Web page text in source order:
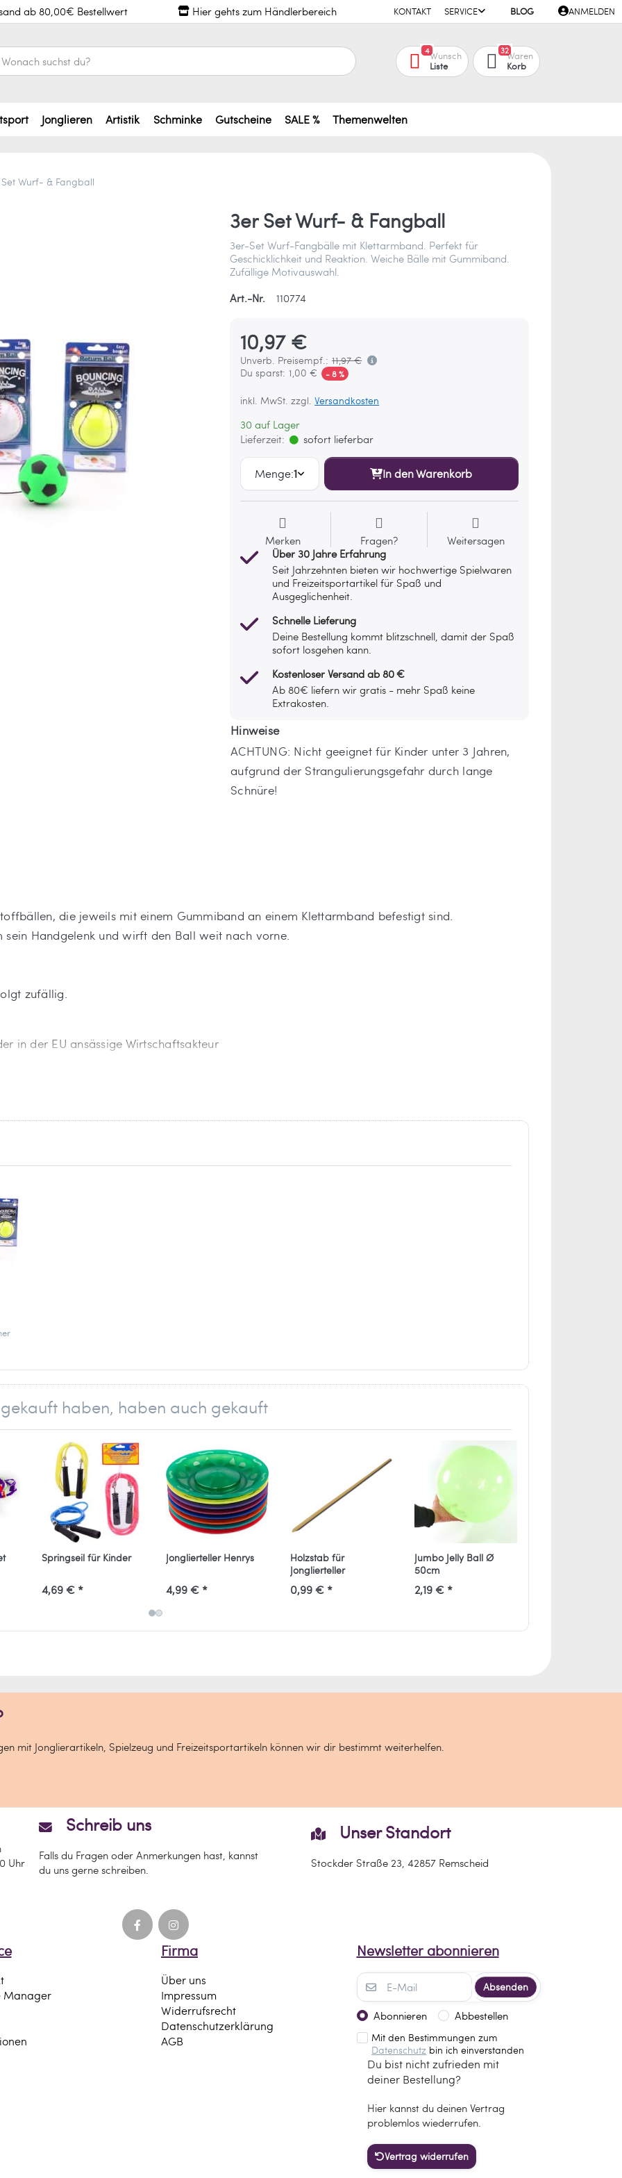
ab 80,00€ Bestellwert Hier gehts zum Händlerbereich KONTAKT SERVICE BLOG ANMELDEN
4Wunsch
Liste
32Waren
Korb
Jonglieren Artistik Schminke Gutscheine SALE % Themenwelten
Set Wurf- & Fangball
3er Set Wurf- & Fangball
3er-Set Wurf-Fangbälle mit Klettarmband. Perfekt für
Geschicklichkeit und Reaktion. Weiche Bälle mit Gummiband.
Zufällige Motivauswahl.
Art.-Nr.
110774
10,97 €
Unverb. Preisempf.: 11,97 €
Du sparst: 1,00 € - 8 %
inkl. MwSt. zzgl.Versandkosten
30 auf Lager
Lieferzeit:
sofort lieferbar
Menge:1 In den Warenkorb
Merken Fragen?
Weitersagen
Über 30 Jahre Erfahrung
Seit Jahrzehnten bieten wir hochwertige Spielwaren
und Freizeitsportartikel für Spaß und
Ausgeglichenheit.
Schnelle Lieferung
Deine Bestellung kommt blitzschnell, damit der Spaß
sofort losgehen kann.
Kostenloser Versand ab 80 €
Ab 80€ liefern wir gratis - mehr Spaß keine
Extrakosten.
Hinweise
ACHTUNG: Nicht geeignet für Kinder unter 3 Jahren,
aufgrund der Strangulierungsgefahr durch lange
Schnüre!
die jeweils mit einem Gummiband an einem Klettarmband befestigt sind.
Handgelenk und wirft den Ball weit nach vorne.
zufällig.
in der EU ansässige Wirtschaftsakteur
haben, haben auch gekauft
Springseil für Kinder
4,69 € *
Jonglierteller Henrys
4,99 € *
Holzstab für
Jonglierteller
0,99 € *
Jumbo Jelly Ball Ø
50cm
2,19 € *
mit Jonglierartikeln, Spielzeug und Freizeitsportartikeln können wir dir bestimmt weiterhelfen.
Schreib uns
Falls du Fragen oder Anmerkungen hast, kannst
du uns gerne schreiben.
Uhr
Unser Standort
Stockder Straße 23, 42857 Remscheid
Manager
Firma
Über uns
Impressum
Widerrufsrecht
Datenschutzerklärung
AGB
Newsletter abonnieren
Absenden
Abonnieren Abbestellen
Mit den Bestimmungen zum
Datenschutz bin ich einverstanden
Du bist nicht zufrieden mit
deiner Bestellung?
Hier kannst du deinen Vertrag
problemlos wiederrufen.
Vertrag widerrufen